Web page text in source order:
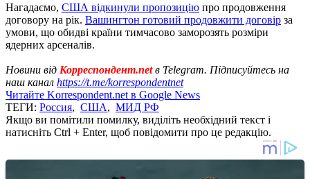
Нагадаємо, США відкинули пропозицію про продовження
договору на рік. Вашингтон готовий продовжити договір за
умови, що обидві країни тимчасово заморозять розміри
ядерних арсеналів.
Новини від Корреспондент.netв Telegram. Підписуйтесь на
наш канал https://t.me/korrespondentnet
Читайте Korrespondent.net в Google News
ТЕГИ: Россия, США, МИД РФ
Якщо ви помітили помилку, виділіть необхідний текст і
натисніть Ctrl + Enter, щоб повідомити про це редакцію.